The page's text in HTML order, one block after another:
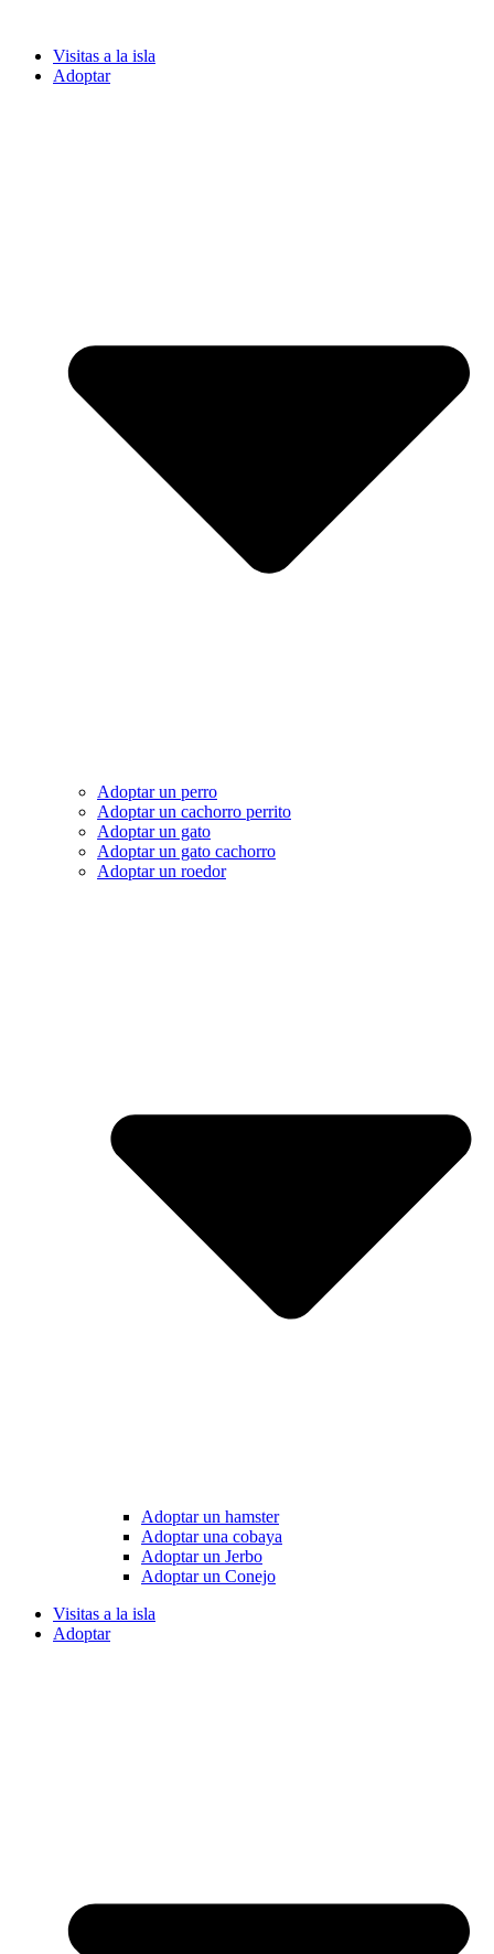
Visitas a la isla
Adoptar
Adoptar un perro
Adoptar un cachorro perrito
Adoptar un gato
Adoptar un gato cachorro
Adoptar un roedor
Adoptar un hamster
Adoptar una cobaya
Adoptar un Jerbo
Adoptar un Conejo
Visitas a la isla
Adoptar